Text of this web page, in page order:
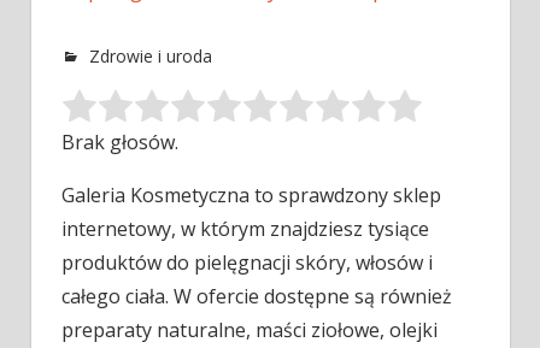
Zdrowie i uroda
Brak głosów.
Galeria Kosmetyczna to sprawdzony sklep
internetowy, w którym znajdziesz tysiące
produktów do pielęgnacji skóry, włosów i
całego ciała. W ofercie dostępne są również
preparaty naturalne, maści ziołowe, olejki